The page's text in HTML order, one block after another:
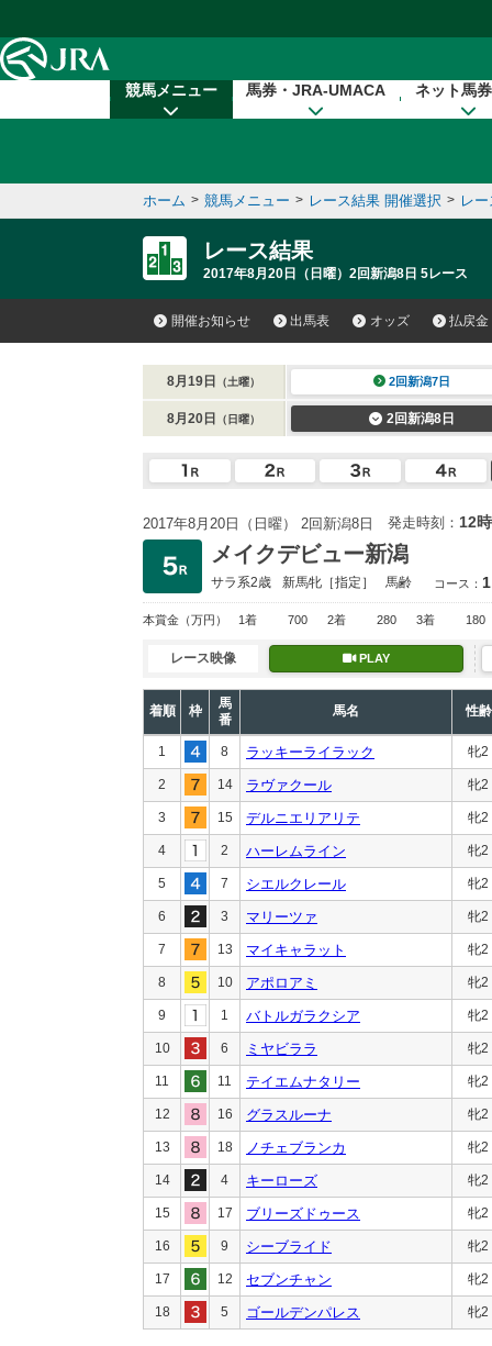
競馬メニュー 馬券・JRA-UMACA ネット馬
ホーム > 競馬メニュー > レース結果 開催選択 > レ
レース結果
2017年8月20日（日曜）2回新潟8日 5レース
開催お知らせ 出馬表 オッズ 払戻金
8月19日 （土曜） 2回新潟7日
8月20日 （日曜） 2回新潟8日
2017年8月20日（日曜） 2回新潟8日 発走時刻： 12
メイクデビュー新潟
サラ系2歳 新馬牝［指定］ 馬齢 コース：
本賞金 （万円） 1着 700 2着 280 3着 180
レース映像 PLAY
着順 枠
馬
番
馬名 性齢
1 8 ラッキーライラック 牝2
2 14 ラヴァクール 牝2
3 15 デルニエリアリテ 牝2
4 2 ハーレムライン 牝2
5 7 シエルクレール 牝2
6 3 マリーツァ 牝2
7 13 マイキャラット 牝2
8 10 アポロアミ 牝2
9 1 バトルガラクシア 牝2
10 6 ミヤビララ 牝2
11 11 テイエムナタリー 牝2
12 16 グラスルーナ 牝2
13 18 ノチェブランカ 牝2
14 4 キーローズ 牝2
15 17 ブリーズドゥース 牝2
16 9 シーブライド 牝2
17 12 セブンチャン 牝2
18 5 ゴールデンパレス 牝2